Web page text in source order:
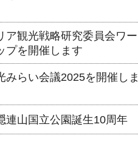
ア観光戦略研究委員会ワー
プを開催します
みらい会議2025を開催しま
連山国立公園誕生10周年